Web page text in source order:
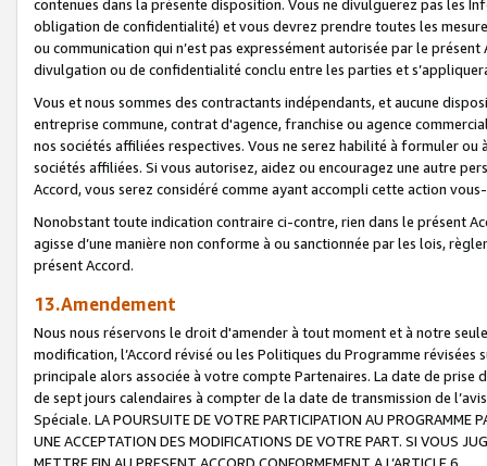
contenues dans la présente disposition. Vous ne divulguerez pas les
obligation de confidentialité) et vous devrez prendre toutes les
ou communication qui n’est pas expressément autorisée par le
divulgation ou de confidentialité conclu entre les parties et
Vous et nous sommes des contractants indépendants, et aucune
entreprise commune, contrat d'agence, franchise ou agence
nos sociétés affiliées respectives. Vous ne serez habilité à formuler
sociétés affiliées. Si vous autorisez, aidez ou encouragez une autre
Accord, vous serez considéré comme ayant accompli cette action
Nonobstant toute indication contraire ci-contre, rien dans le présent
agisse d’une manière non conforme à ou sanctionnée par les lois,
présent Accord.
13.Amendement
Nous nous réservons le droit d'amender à tout moment et à notre
modification, l’Accord révisé ou les Politiques du Programme
principale alors associée à votre compte Partenaires. La date de
de sept jours calendaires à compter de la date de transmission de
Spéciale. LA POURSUITE DE VOTRE PARTICIPATION AU PROGRAMME
UNE ACCEPTATION DES MODIFICATIONS DE VOTRE PART. SI VOUS
METTRE FIN AU PRESENT ACCORD CONFORMEMENT A L’ARTICLE 6.